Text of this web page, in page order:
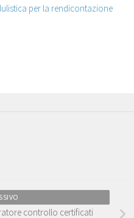
per la rendicontazione
controllo certificati